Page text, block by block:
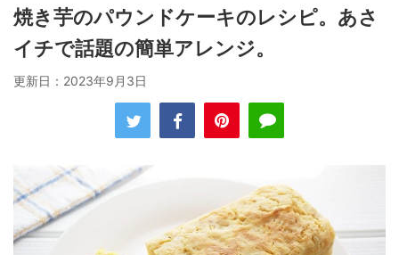
焼き芋のパウンドケーキのレシピ。あさ
イチで話題の簡単アレンジ。
更新日： 2023年9月3日